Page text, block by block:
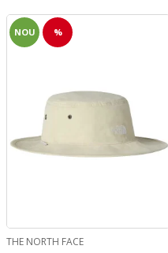
NOU %
THE NORTH FACE